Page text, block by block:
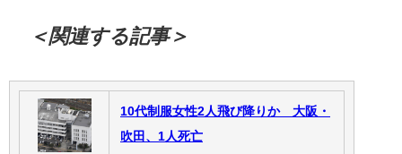
＜関連する記事＞
10代制服女性2人飛び降りか 大阪・
吹田、1人死亡